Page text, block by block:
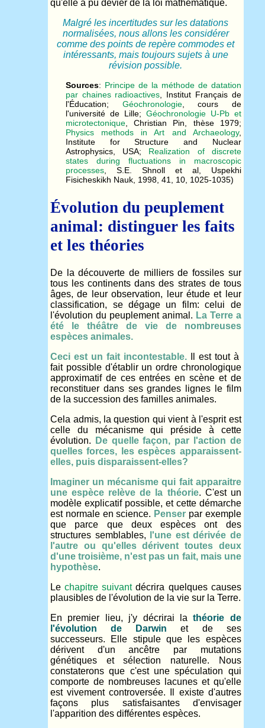
qu'elle a pu dévier de la loi mathématique.
Malgré les incertitudes sur les datations
normalisées, nous allons les considérer
comme des points de repère commodes et
intéressants, mais toujours sujets à une
révision possible.
Sources: Principe de la méthode de datation
par chaines radioactives , Institut Français de
l'Éducation; Géochronologie, cours de
l'université de Lille; Géochronologie U-Pb et
microtectonique, Christian Pin, thèse 1979;
Physics methods in Art and Archaeology,
Institute for Structure and Nuclear
Astrophysics, USA; Realization of discrete
states during fluctuations in macroscopic
processes, S.E. Shnoll et al, Uspekhi
Fisicheskikh Nauk, 1998, 41, 10, 1025-1035)
Évolution du peuplement
animal: distinguer les faits
et les théories
De la découverte de milliers de fossiles sur
tous les continents dans des strates de tous
âges, de leur observation, leur étude et leur
classification, se dégage un film: celui de
l'évolution du peuplement animal. La Terre a
été le théâtre de vie de nombreuses
espèces animales.
Ceci est un fait incontestable.Il est tout à
fait possible d'établir un ordre chronologique
approximatif de ces entrées en scène et de
reconstituer dans ses grandes lignes le film
de la succession des familles animales.
Cela admis, la question qui vient à l'esprit est
celle du mécanisme qui préside à cette
évolution.
De quelle façon, par l'action de
quelles forces, les espèces apparaissent-
elles, puis disparaissent-elles?
Imaginer un mécanisme qui fait apparaitre
une espèce relève de la théorie. C'est un
modèle explicatif possible, et cette démarche
est normale en science. Penser par exemple
que parce que deux espèces ont des
structures semblables,
l'une est dérivée de
l'autre ou qu'elles dérivent toutes deux
d'une troisième, n'est pas un fait, mais une
hypothèse.
Lechapitre suivantdécrira quelques causes
plausibles de l'évolution de la vie sur la Terre.
En premier lieu, j'y décrirai lathéorie de
l'évolution de Darwin et de ses
successeurs. Elle stipule que les espèces
dérivent d'un ancêtre par mutations
génétiques et sélection naturelle. Nous
constaterons que c'est une spéculation qui
comporte de nombreuses lacunes et qu'elle
est vivement controversée. Il existe d'autres
façons plus satisfaisantes d'envisager
l'apparition des différentes espèces.